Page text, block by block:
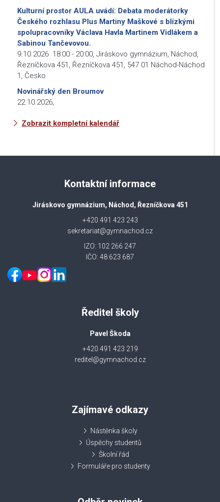
Kulturní prostor AULA uvádí: Debata moderátorky
Českého rozhlasu Plus Martiny Maškové s blízkými
spolupracovníky Václava Havla Martinem Vidlákem a
Sabinou Tančevovou.
9.10.2026 18:00 - 20:00 Jiráskovo gymnázium, Náchod,
Řezníčkova 451, Řezníčkova 451, 547 01 Náchod-Náchod
1, Česko
Novinářský den Broumov
22.10.2026
Zobrazit kompletní kalendář
Kontaktní informace
Jiráskovo gymnázium, Náchod, Řezníčkova 451
+420 491 423 243
sekretariat@gymnachod.cz
IZO: 102 266 247
IČO: 48 623 687
Ředitel školy
Pavel Škoda
+420 491 423 219
reditel@gymnachod.cz
Zajímavé odkazy
Nástěnka školy
Úspěchy studentů
Školní řád
Formuláře pro studenty